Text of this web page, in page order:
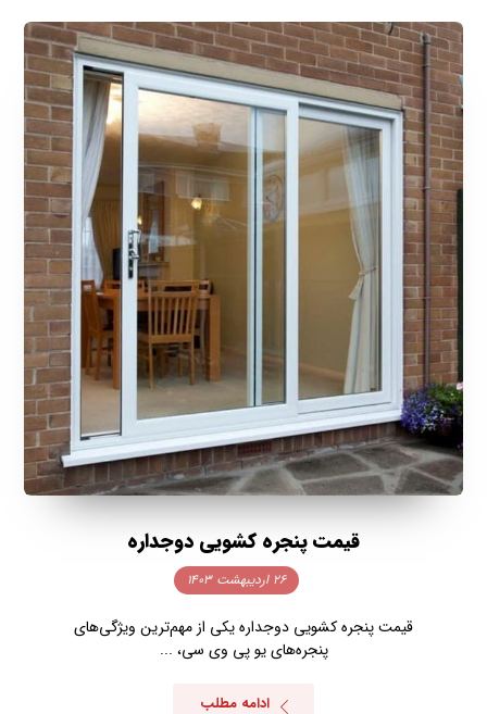
قیمت پنجره کشویی دوجداره
۲۶ اردیبهشت ۱۴۰۳
قیمت پنجره کشویی دوجداره یکی از مهم‌ترین ویژگی‌های
پنجره‌های یو پی وی سی، ...
ادامه مطلب